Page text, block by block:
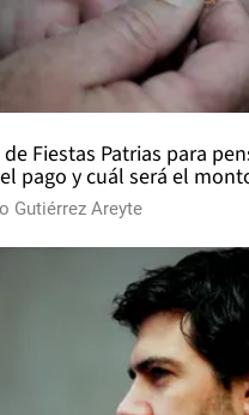
Fiestas Patrias para
pago y cuál será el
Gutiérrez Areyte